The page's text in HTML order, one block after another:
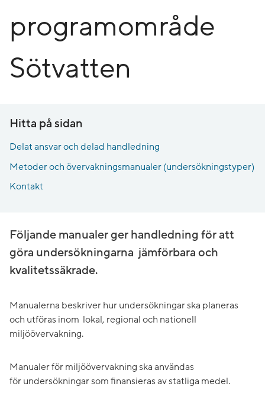
programområde
Sötvatten
Hitta på sidan
Delat ansvar och delad handledning
Metoder och övervakningsmanualer (undersökningstyper)
Kontakt
Följande manualer ger handledning för att
göra undersökningarna jämförbara och
kvalitetssäkrade.
Manualerna beskriver hur undersökningar ska planeras
och utföras inom lokal, regional och nationell
miljöövervakning.
Manualer för miljöövervakning ska användas
för undersökningar som finansieras av statliga medel.